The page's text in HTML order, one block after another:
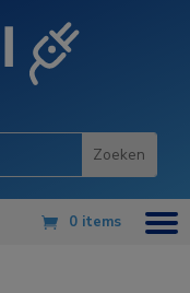
0 items